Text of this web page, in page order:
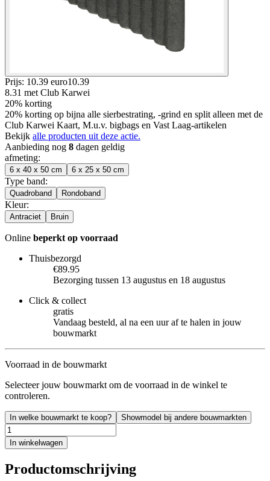
Prijs: 10.39 euro10.39
8.31 met Club Karwei
20% korting
20% korting op bijna alle sierbestrating, -grind en split alleen met de
Club Karwei Kaart, M.u.v. bigbags en Vast Laag-artikelen
Bekijk alle producten uit deze actie.
Aanbieding nog 8 dagen geldig
afmeting:
6 x 40 x 50 cm 6 x 25 x 50 cm
Type band:
Quadroband Rondoband
Kleur:
Antraciet Bruin
Online beperkt op voorraad
Thuisbezorgd
€89.95
Bezorging tussen 13 augustus en 18 augustus
Click & collect
gratis
Vandaag besteld, al na een uur af te halen in jouw
bouwmarkt
Voorraad in de bouwmarkt
Selecteer jouw bouwmarkt om de voorraad in de winkel te
controleren.
In welke bouwmarkt te koop? Showmodel bij andere bouwmarkten
In winkelwagen
Productomschrijving